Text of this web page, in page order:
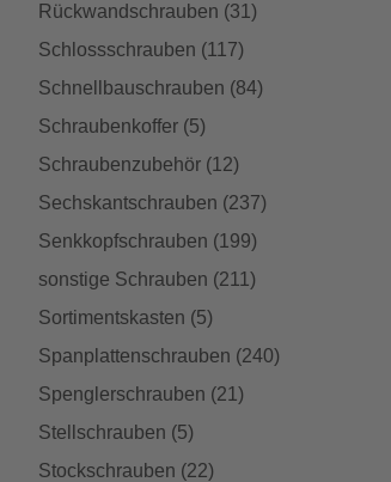
Rückwandschrauben (31)
Schlossschrauben (117)
Schnellbauschrauben (84)
Schraubenkoffer (5)
Schraubenzubehör (12)
Sechskantschrauben (237)
Senkkopfschrauben (199)
sonstige Schrauben (211)
Sortimentskasten (5)
Spanplattenschrauben (240)
Spenglerschrauben (21)
Stellschrauben (5)
Stockschrauben (22)